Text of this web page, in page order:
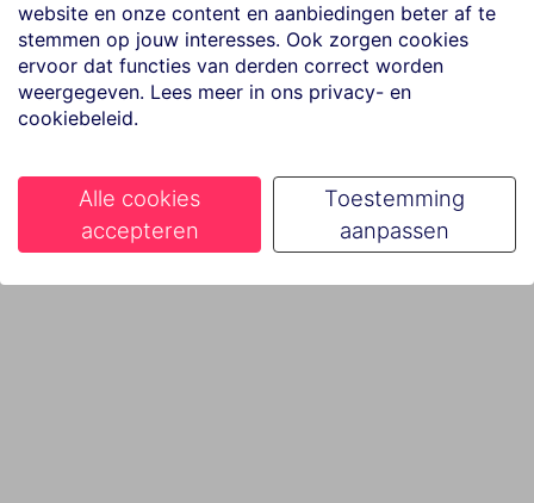
website en onze content en aanbiedingen beter af te
stemmen op jouw interesses. Ook zorgen cookies
ervoor dat functies van derden correct worden
weergegeven. Lees meer in ons privacy- en
cookiebeleid.
Alle cookies
accepteren
Toestemming
aanpassen